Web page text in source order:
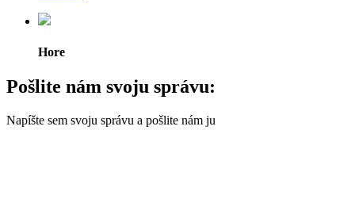
Hore
Pošlite nám svoju správu:
Napíšte sem svoju správu a pošlite nám ju